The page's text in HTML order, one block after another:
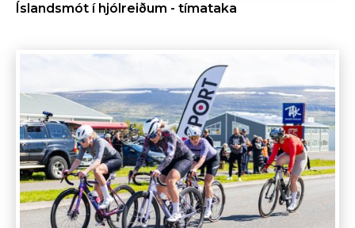
Íslandsmót í hjólreiðum - tímataka